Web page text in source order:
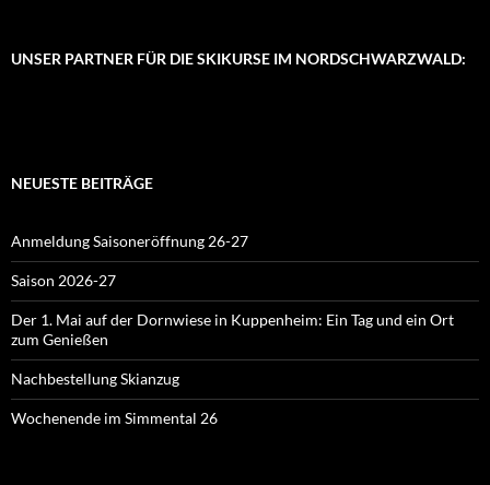
UNSER PARTNER FÜR DIE SKIKURSE IM NORDSCHWARZWALD:
NEUESTE BEITRÄGE
Anmeldung Saisoneröffnung 26-27
Saison 2026-27
Der 1. Mai auf der Dornwiese in Kuppenheim: Ein Tag und ein Ort
zum Genießen
Nachbestellung Skianzug
Wochenende im Simmental 26